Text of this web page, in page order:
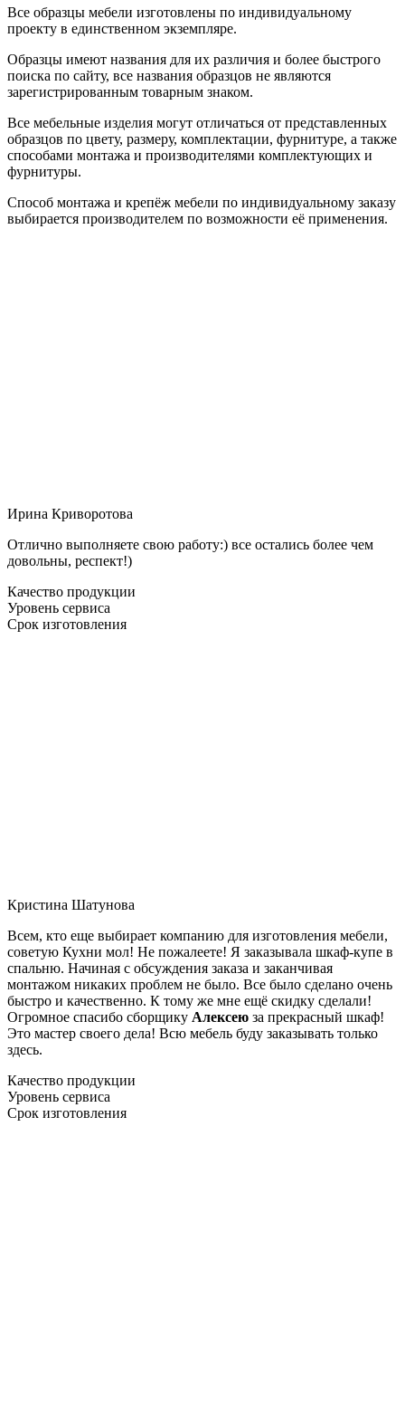
Все образцы мебели изготовлены по индивидуальному
проекту в единственном экземпляре.
Образцы имеют названия для их различия и более быстрого
поиска по сайту, все названия образцов не являются
зарегистрированным товарным знаком.
Все мебельные изделия могут отличаться от представленных
образцов по цвету, размеру, комплектации, фурнитуре, а также
способами монтажа и производителями комплектующих и
фурнитуры.
Способ монтажа и крепёж мебели по индивидуальному заказу
выбирается производителем по возможности её применения.
Ирина Криворотова
Отлично выполняете свою работу:) все остались более чем
довольны, респект!)
Качество продукции
Уровень сервиса
Срок изготовления
Кристина Шатунова
Всем, кто еще выбирает компанию для изготовления мебели,
советую Кухни мол! Не пожалеете! Я заказывала шкаф-купе в
спальню. Начиная с обсуждения заказа и заканчивая
монтажом никаких проблем не было. Все было сделано очень
быстро и качественно. К тому же мне ещё скидку сделали!
Огромное спасибо сборщику Алексею за прекрасный шкаф!
Это мастер своего дела! Всю мебель буду заказывать только
здесь.
Качество продукции
Уровень сервиса
Срок изготовления